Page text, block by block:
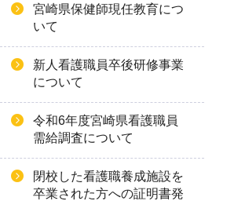
宮崎県保健師現任教育につ
いて
新人看護職員卒後研修事業
について
令和6年度宮崎県看護職員
需給調査について
閉校した看護職養成施設を
卒業された方への証明書発